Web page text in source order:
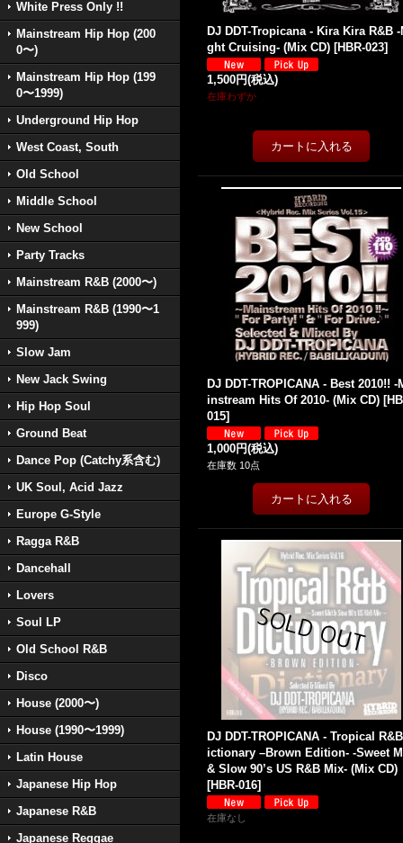
White Press Only !!
Mainstream Hip Hop (200
0〜)
Mainstream Hip Hop (199
0〜1999)
Underground Hip Hop
West Coast, South
Old School
Middle School
New School
Party Tracks
Mainstream R&B (2000〜)
Mainstream R&B (1990〜1
999)
Slow Jam
New Jack Swing
Hip Hop Soul
Ground Beat
Dance Pop (Catchy系含む)
UK Soul, Acid Jazz
Europe G-Style
Ragga R&B
Dancehall
Lovers
Soul LP
Old School R&B
Disco
House (2000〜)
House (1990〜1999)
Latin House
Japanese Hip Hop
Japanese R&B
Japanese Reggae
DJ DDT-Tropicana - Kira Kira R&B -
ght Cruising- (Mix CD) [HBR-023]
1,500円(税込)
在庫わずか
DJ DDT-TROPICANA - Best 2010!! -
instream Hits Of 2010- (Mix CD) [
015]
1,000円(税込)
在庫数 10点
DJ DDT-TROPICANA - Tropical
ictionary –Brown Edition- -Sweet
& Slow 90’s US R&B Mix- (Mix CD)
[HBR-016]
在庫なし